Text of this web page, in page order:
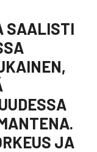
SAALISTI
JA